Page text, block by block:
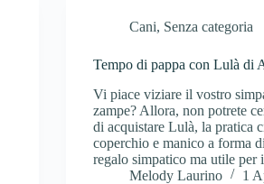
Cani, Senza categoria
Tempo di pappa con Lulà di
Vi piace viziare il vostro
zampe? Allora, non potrete
di acquistare Lulà, la pratica
coperchio e manico a forma
regalo simpatico ma utile per
Melody Laurino
1